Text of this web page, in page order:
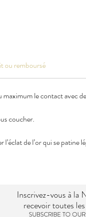
ou remboursé
le contact avec
coucher.
de l’or qui se patine
Inscrivez-vous à la
recevoir toutes
SUBSCRIBE TO